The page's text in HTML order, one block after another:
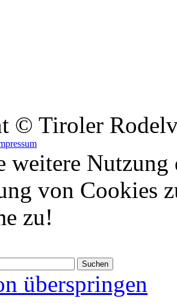
© Tiroler
weitere Nutzung
von Cookies
zu!
überspringen